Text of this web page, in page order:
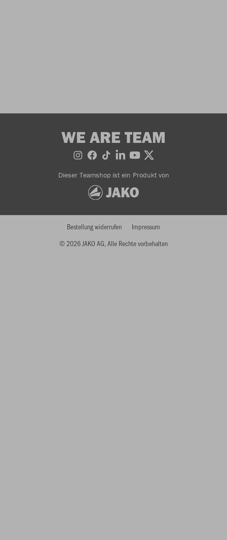
WE ARE TEAM
Dieser Teamshop ist ein Produkt von
© 2026 JAKO AG, Alle Rechte vorbehalten
Bestellung widerrufen Impressum